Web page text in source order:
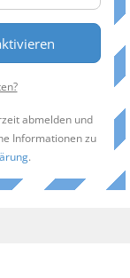
abmelden und
Informationen zu
.